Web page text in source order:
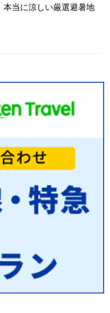
本当に涼しい厳選避暑地